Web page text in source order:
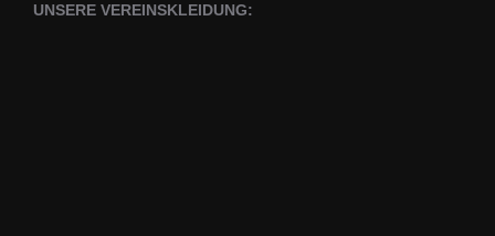
UNSERE VEREINSKLEIDUNG: